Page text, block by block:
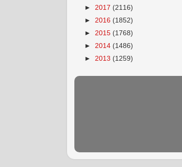
► 2017 (2116)
► 2016 (1852)
► 2015 (1768)
► 2014 (1486)
► 2013 (1259)